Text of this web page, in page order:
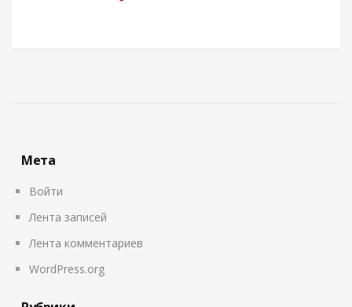
Мета
Войти
Лента записей
Лента комментариев
WordPress.org